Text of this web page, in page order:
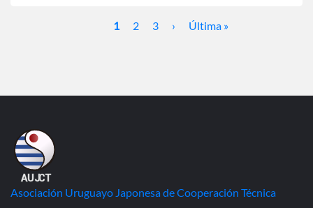
Página
1 Page
2 Page
3
Siguiente
›
Última
Última »
Asociación Uruguayo Japonesa de Cooperación Técnica